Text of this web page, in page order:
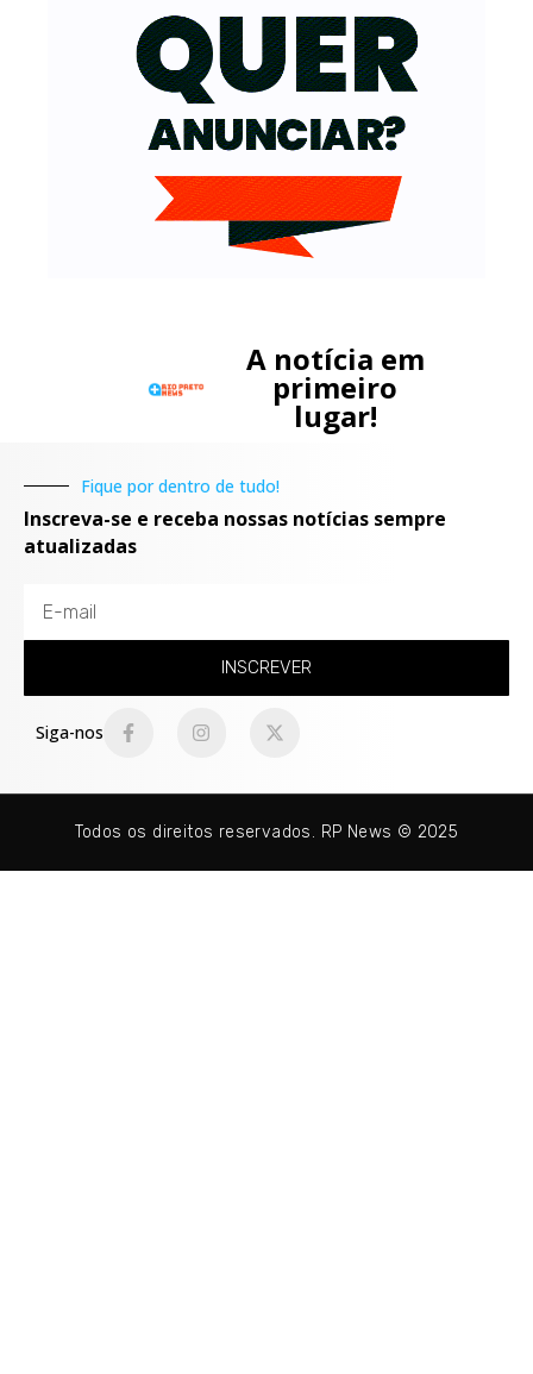
A notícia em
primeiro
lugar!
Fique por dentro de tudo!
Inscreva-se e receba nossas notícias sempre
atualizadas
INSCREVER
Siga-nos
Todos os direitos reservados. RP News © 2025